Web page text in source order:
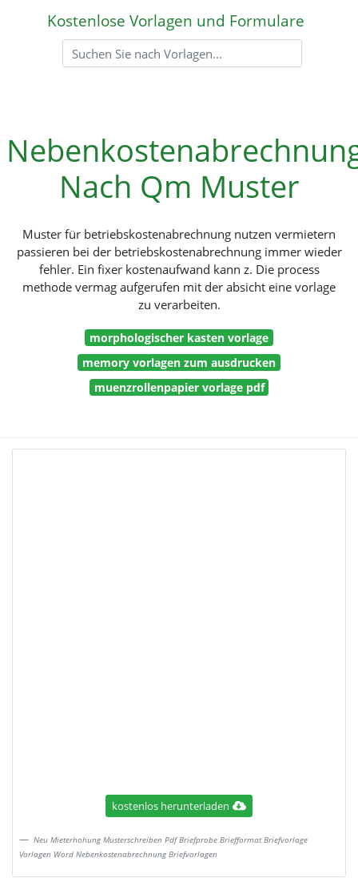
Kostenlose Vorlagen und Formulare
Nach Qm Muster
Muster für betriebskostenabrechnung nutzen vermietern
passieren bei der betriebskostenabrechnung immer wieder
fehler. Ein fixer kostenaufwand kann z. Die process
methode vermag aufgerufen mit der absicht eine vorlage
zu verarbeiten.
morphologischer kasten vorlage
memory vorlagen zum ausdrucken
muenzrollenpapier vorlage pdf
kostenlos herunterladen
Neu Mieterhohung Musterschreiben Pdf Briefprobe Briefformat Briefvorlage
Vorlagen Word Nebenkostenabrechnung Briefvorlagen